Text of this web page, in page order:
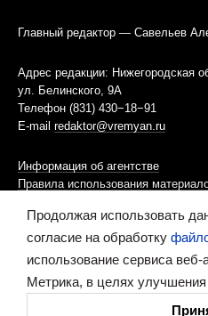
Главный редактор — Савельев
Адрес редакции: Нижегородская
ул. Белинского, 9А
Телефон (831) 430−18−91
E-mail redaktor@vremyan.ru
Информация об агентстве
Правила использования
Информационная политика
Ресурс содержит материалы 16+
Продолжая использовать
согласие на обработку
использование сервиса
Метрика, в целях